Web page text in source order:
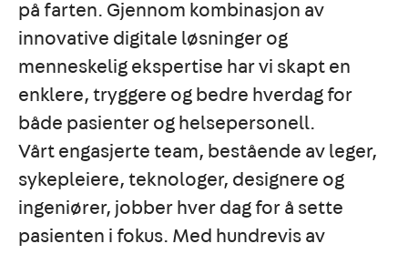
på farten. Gjennom kombinasjon av
innovative digitale løsninger og
menneskelig ekspertise har vi skapt en
enklere, tryggere og bedre hverdag for
både pasienter og helsepersonell.
Vårt engasjerte team, bestående av leger,
sykepleiere, teknologer, designere og
ingeniører, jobber hver dag for å sette
pasienten i fokus. Med hundrevis av